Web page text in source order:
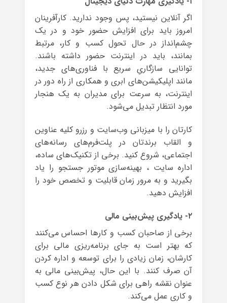
اگر آنلاین نیستید، پس وجود ندارید. کارآفرینان
امروز باید برای افزایش حضور خود و در یک
چشم‌انداز در حال تحول کسب و کار، مرتبط
بمانند، باید در اینترنت حضور داشته باشند.
توانایی سازگاریِ سریع با فناوری‌های جدید،
مانند اپلیکیشن‌های ابری و همکاری از راه دور در
اینترنت، به سرعت برای مدیران به یک هنجار
مورد انتظار تبدیل می‌شود.
کارتان را با میزبانی وب‌سایت و رزرو کلیه عناوین
و القاب برندتان در پلت‌فر‌م‌های رسانه‌های
اجتماعی، شروع کنید. برخی از تکنیک‌های ساده‌،
اداره سایت ، بهینه‌سازی موتور جستجو را یاد
بگیرید و به مرور زمان قابلیت و تخصص خود را
افزایش دهید.
۲- یادگیری پیش‌بینی مالی
برخی از صاحبان کسب و کارها احساس می‌کنند
که بهتر است به جای برنامه‌ریزی مالی برای
کارشان، زمان زیادی را برای توسعه و اداره کردن
آن صرف کنند. با این حال، پیش‌بینی مالی به
عنوان نقشه‌ راهی برای شکل دادن هر نوع کسب
و کاری عمل می‌کند.